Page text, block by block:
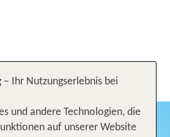
Ferien Ägypten
– Ihr Nutzungserlebnis bei
und andere Technologien, die
auf unserer Website